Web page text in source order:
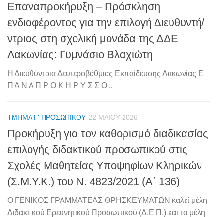
Επαναπροκήρυξη – Πρόσκληση
ενδιαφέροντος για την επιλογή Διευθυντή/
ντριας στη σχολική μονάδα της ΔΔΕ
Λακωνίας: Γυμνάσιο Βλαχιώτη
Η Διευθύντρια Δευτεροβάθμιας Εκπαίδευσης Λακωνίας Ε
Π Α Ν Α Π Ρ Ο Κ Η Ρ Υ Σ Σ Ο...
ΤΜΉΜΑ Γ' ΠΡΟΣΩΠΙΚΟΎ 22 ΜΑΪ́ΟΥ 2026
Προκήρυξη για τον καθορισμό διαδικασίας
επιλογής διδακτικού προσωπικού στις
Σχολές Μαθητείας Υποψηφίων Κληρικών
(Σ.Μ.Υ.Κ.) του Ν. 4823/2021 (Α΄ 136)
Ο ΓΕΝΙΚΟΣ ΓΡΑΜΜΑΤΕΑΣ ΘΡΗΣΚΕΥΜΑΤΩΝ καλεί μέλη
Διδακτικού Ερευνητικού Προσωπικού (Δ.Ε.Π.) και τα μέλη